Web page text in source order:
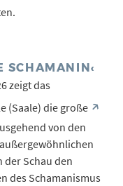
SCHAMANIN‹
zeigt das
(Saale) die große
von den
der Schau den
des Schamanismus